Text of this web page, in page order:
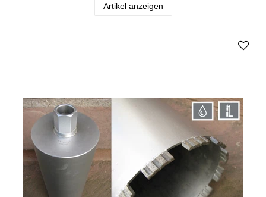
Artikel anzeigen